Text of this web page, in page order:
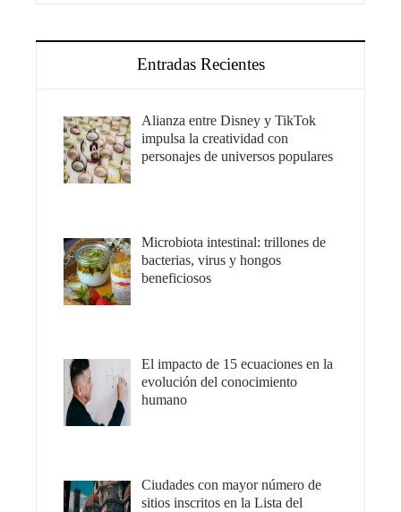
Entradas Recientes
Alianza entre Disney y TikTok
impulsa la creatividad con
personajes de universos populares
Microbiota intestinal: trillones de
bacterias, virus y hongos
beneficiosos
El impacto de 15 ecuaciones en la
evolución del conocimiento
humano
Ciudades con mayor número de
sitios inscritos en la Lista del